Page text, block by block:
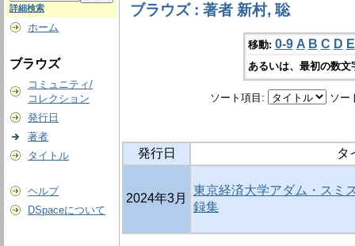
詳細検索
ホーム
ブラウズ
コミュニティ/
コレクション
発行日
著者
タイトル
ヘルプ
DSpaceについて
ブラウズ : 著者 新村, 聡
移動: 0-9 A B C D E
あるいは、最初の数
ソート項目: ソー
発行日 タ
2024年3月
東京経済大学アダム・ス
録集